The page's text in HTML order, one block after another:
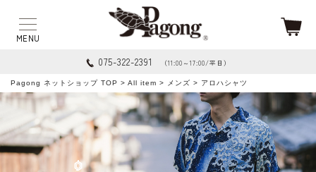
075-322-2391 （11:00～17:00/平日）
Pagong ネットショップ TOP > All item > メンズ > アロハシャツ